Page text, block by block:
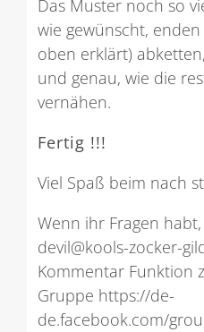
Das Muster noch so
wie gewünscht,
oben erklärt)
und genau, wie die
vernähen.
Fertig !!!
Viel Spaß beim nach
Wenn ihr Fragen
devil@kools-zocker-
Kommentar Funktion
Gruppe https://de-
de.facebook.com/